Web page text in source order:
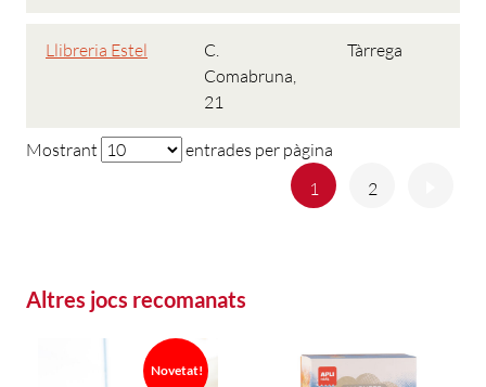
Llibreria Estel
C.
Comabruna,
21
Tàrrega
Mostrant
entrades per pàgina
Anterior
1 2
Altres jocs recomanats
Novetat!